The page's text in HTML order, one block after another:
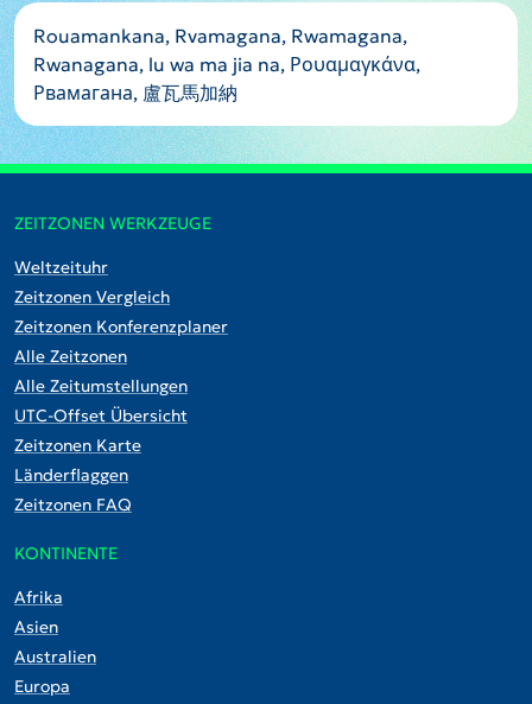
Rouamankana, Rvamagana, Rwamagana,
Rwanagana, lu wa ma jia na, Ρουαμαγκάνα,
Рвамагана, 盧瓦馬加納
ZEITZONEN WERKZEUGE
Weltzeituhr
Zeitzonen Vergleich
Zeitzonen Konferenzplaner
Alle Zeitzonen
Alle Zeitumstellungen
UTC-Offset Übersicht
Zeitzonen Karte
Länderflaggen
Zeitzonen FAQ
KONTINENTE
Afrika
Asien
Australien
Europa